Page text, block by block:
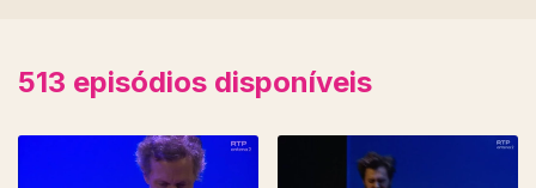
513 episódios disponíveis